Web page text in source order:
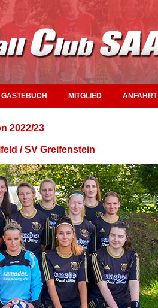
GÄSTEBUCH MITGLIED ANFAHRT
2022/23
/ SV Greifenstein